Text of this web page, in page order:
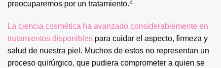
preocuparemos por un tratamiento.
La ciencia cosmética ha avanzado considerablemente en
tratamientos disponibles para cuidar el aspecto, firmeza y
salud de nuestra piel. Muchos de estos no representan un
proceso quirúrgico, que pudiera comprometer a quien se